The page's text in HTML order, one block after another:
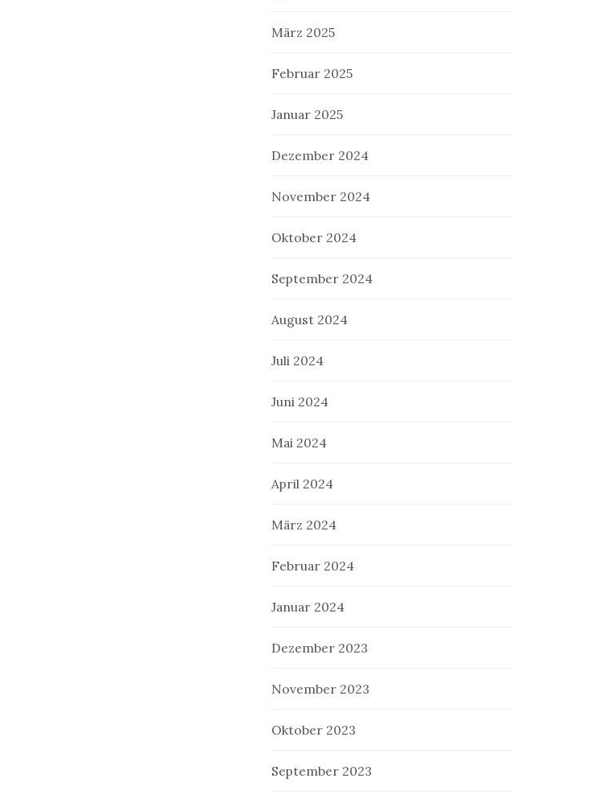
März 2025
Februar 2025
Januar 2025
Dezember 2024
November 2024
Oktober 2024
September 2024
August 2024
Juli 2024
Juni 2024
Mai 2024
April 2024
März 2024
Februar 2024
Januar 2024
Dezember 2023
November 2023
Oktober 2023
September 2023